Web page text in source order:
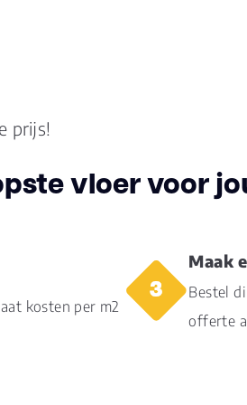
plank (mm)
4V
Bfl-s1
prijs!
vloer voor
kosten per m2
Maak
Bestel
offerte